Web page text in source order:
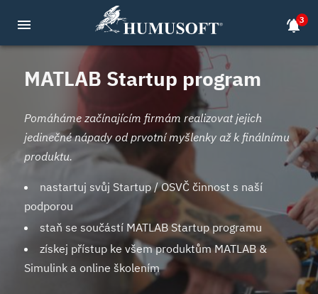
menu notifications_active3
MATLAB Startup program
Pomáháme začínajícím firmám realizovat jejich
jedinečné nápady od prvotní myšlenky až k finálnímu
produktu.
nastartuj svůj Startup / OSVČ činnost s naší
podporou
staň se součástí MATLAB Startup programu
získej přístup ke všem produktům MATLAB &
Simulink a online školením